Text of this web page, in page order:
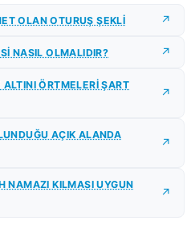
OLAN OTURUŞ ŞEKLİ
NASIL OLMALIDIR?
ÖRTMELERİ ŞART
AÇIK ALANDA
NAMAZI KILMASI UYGUN